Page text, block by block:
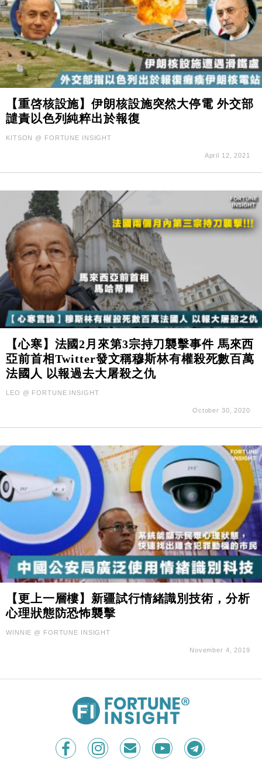
【重啓核設施】伊朗核設施突然大停電 外交部
譴責以色列純粹出於報復
KITSON @ FORTUNE INSIGHT
April 12, 2021
【心寒】法國2月來第3宗持刀襲擊事件 馬來西
亞前首相Twitter發文稱穆斯林有權殺死數百萬
法國人 以報過去大屠殺之仇
LEO @ FORTUNE INSIGHT
October 30, 2020
【更上一層樓】新疆試行情緒識別技術，分析
心理狀態防恐怖襲擊
WINNIE @ FORTUNE INSIGHT
November 4, 2019